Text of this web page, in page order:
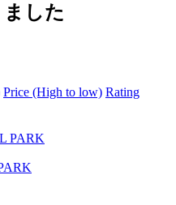
した
Price (High to low) Rating